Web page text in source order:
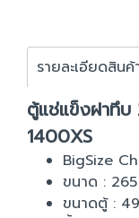
รายละเอียดสินค้
ตู้แช่แข็งฝาทึบ
1400XS
BigSize
ขนาด :
ขนาดตู้ :